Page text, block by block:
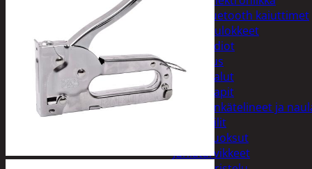
Bluetooth kaiuttimet
Kuulokkeet
Radiot
Koti ja sisustus
Huonekalut
Kaapit
Kenkätelineet ja
Peilit
Huonetuoksut
Juhlatarvikkeet